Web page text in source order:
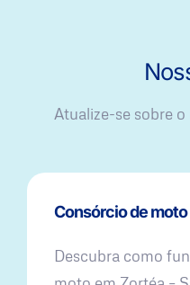
Atualize-se sobre o
Consórcio de moto
Descubra como